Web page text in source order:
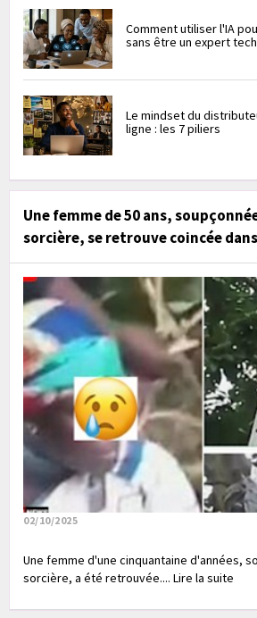
Comment utiliser l'IA
sans être un expert tech
Le mindset du
ligne : les 7 piliers
Une femme de 50 ans,
sorcière, se retrouve coincée
02/10/2025
Une femme d'une cinquantaine d'années,
sorcière, a été retrouvée.... Lire la suite